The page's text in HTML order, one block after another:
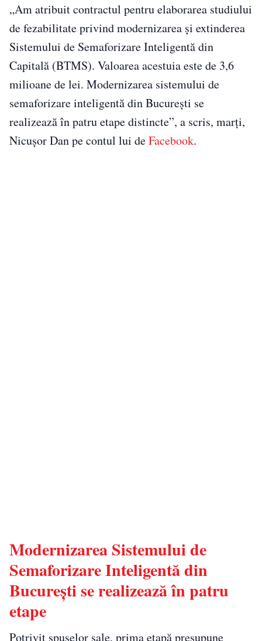
„Am atribuit contractul pentru elaborarea studiului
de fezabilitate privind modernizarea și extinderea
Sistemului de Semaforizare Inteligentă din
Capitală (BTMS). Valoarea acestuia este de 3,6
milioane de lei. Modernizarea sistemului de
semaforizare inteligentă din București se
realizează în patru etape distincte”, a scris, marți,
Nicușor Dan pe contul lui deFacebook.
Modernizarea Sistemului de
Semaforizare Inteligentă din
București se realizează în patru
etape
Potrivit spuselor sale, prima etapă presupune